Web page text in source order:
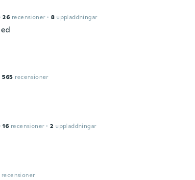
26 recensioner · 8 uppladdningar
565 recensioner
16 recensioner · 2 uppladdningar
recensioner